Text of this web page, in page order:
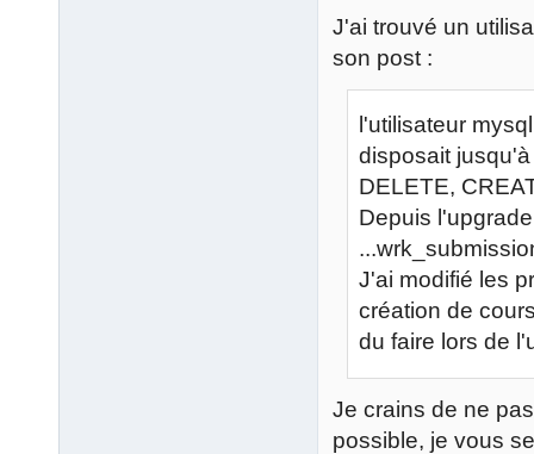
J'ai trouvé un
son post :
l'utilisateur
disposait
DELETE,
Depuis
J'ai modifié les
création de
du faire lors de
Je crains de ne
possible, je vous